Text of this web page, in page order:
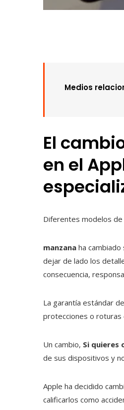
Medios
El
en el
Diferentes modelos de
manzana ha
dejar de lado los
consecuencia,
La garantía estándar
protecciones o roturas
Un cambio, Si quieres
de sus dispositivos y
Apple ha decidido
calificarlos como